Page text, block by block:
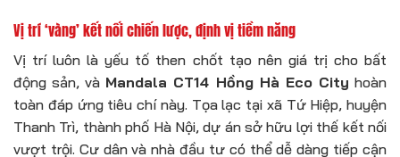
Vị trí ‘vàng’ kết nối chiến lược, định vị tiềm năng
Vị trí luôn là yếu tố then chốt tạo nên giá trị cho bất
động sản, và Mandala CT14 Hồng Hà Eco City hoàn
toàn đáp ứng tiêu chí này. Tọa lạc tại xã Tứ Hiệp, huyện
Thanh Trì, thành phố Hà Nội, dự án sở hữu lợi thế kết nối
vượt trội. Cư dân và nhà đầu tư có thể dễ dàng tiếp cận